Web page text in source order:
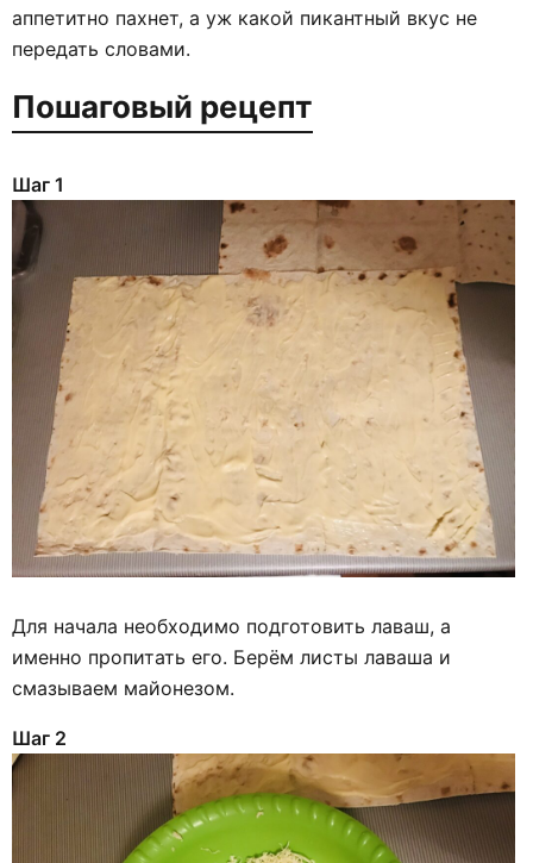
аппетитно пахнет, а уж какой пикантный вкус не
передать словами.
Пошаговый рецепт
Шаг 1
Для начала необходимо подготовить лаваш, а
именно пропитать его. Берём листы лаваша и
смазываем майонезом.
Шаг 2